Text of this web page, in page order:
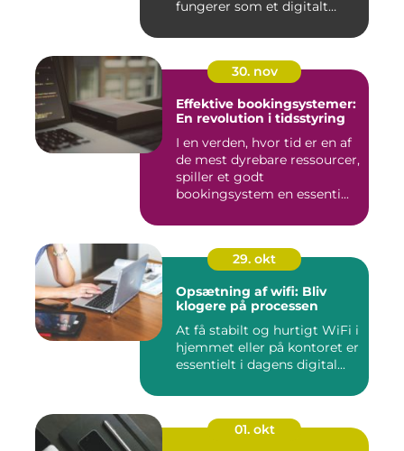
fungerer som et digitalt
30. nov
Effektive bookingsystemer:
En revolution i tidsstyring
I en verden, hvor tid er en af
de mest dyrebare ressourcer,
spiller et godt
bookingsystem en essenti...
29. okt
Opsætning af wifi: Bliv
klogere på processen
At få stabilt og hurtigt WiFi i
hjemmet eller på kontoret er
essentielt i dagens digital...
01. okt